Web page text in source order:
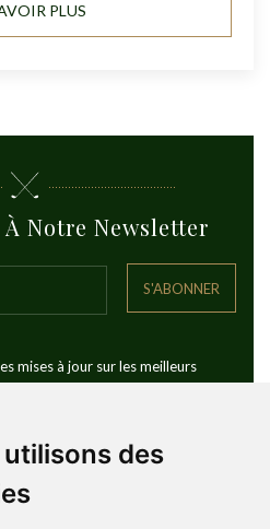
des
PLUS
Notre Newsletter
S'ABONNER
mises à jour sur les meilleurs